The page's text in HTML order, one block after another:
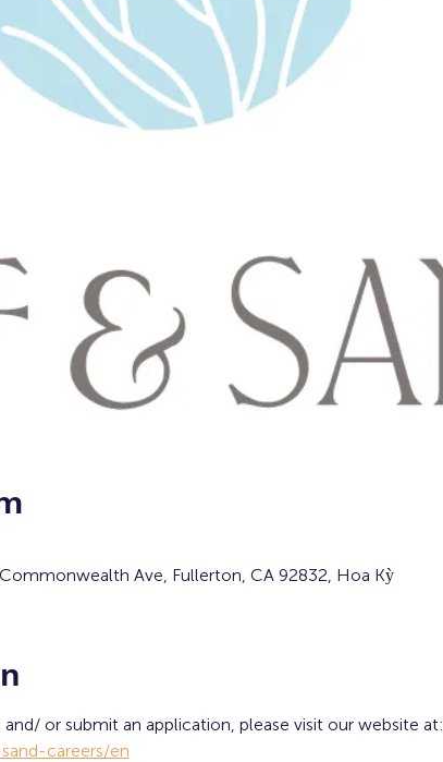
Ave, Fullerton, CA 92832, Hoa Kỳ
or submit an application, please visit our website at:
careers/en